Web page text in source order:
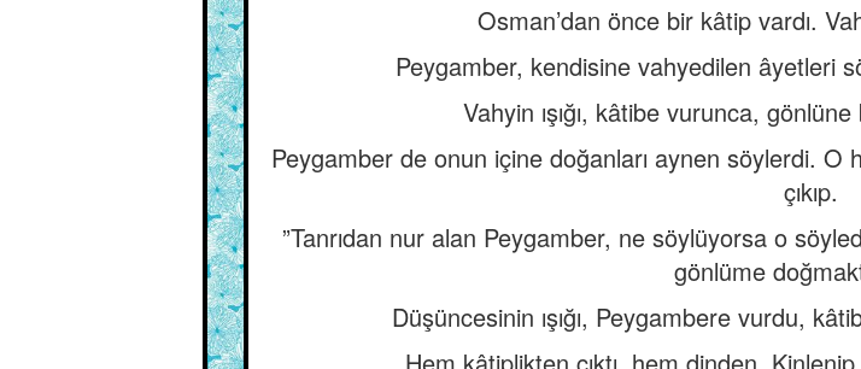
Osman’dan önce bir kâtip vardı.
Peygamber, kendisine vahyedilen âyetleri
Vahyin ışığı, kâtibe vurunca,
Peygamber de onun içine doğanları aynen söylerdi. O
çıkıp.
”Tanrıdan nur alan Peygamber, ne söylüyorsa o
gönlüme
Düşüncesinin ışığı, Peygambere vurdu,